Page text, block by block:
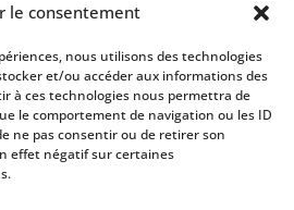
le consentement
nous utilisons des technologies
et/ou accéder aux informations des
à ces technologies nous permettra de
le comportement de navigation ou les ID
ne pas consentir ou de retirer son
effet négatif sur certaines